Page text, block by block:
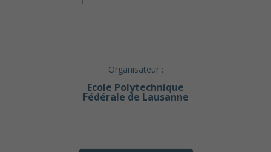
Organisateur :
Ecole Polytechnique
Fédérale de Lausanne